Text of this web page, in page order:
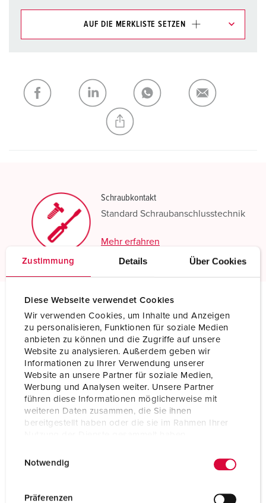
Zustimmung Details Über Cookies
Diese Webseite verwendet Cookies
Wir verwenden Cookies, um Inhalte und Anzeigen
zu personalisieren, Funktionen für soziale Medien
anbieten zu können und die Zugriffe auf unsere
Website zu analysieren. Außerdem geben wir
Informationen zu Ihrer Verwendung unserer
Website an unsere Partner für soziale Medien,
Werbung und Analysen weiter. Unsere Partner
führen diese Informationen möglicherweise mit
weiteren Daten zusammen, die Sie ihnen
bereitgestellt haben oder die sie im Rahmen Ihrer
Notwendig
Präferenzen
AUF DIE MERKLISTE SETZEN
Meine Liste (0) HINZUFÜGEN
NEUE LISTE ERSTELLEN
Schraubkontakt
Standard Schraubanschlusstechnik
Mehr erfahren
Technische Daten
Phasenwender AM-TOP® 322
Ampere 32 A
Pole 5 p
400 V